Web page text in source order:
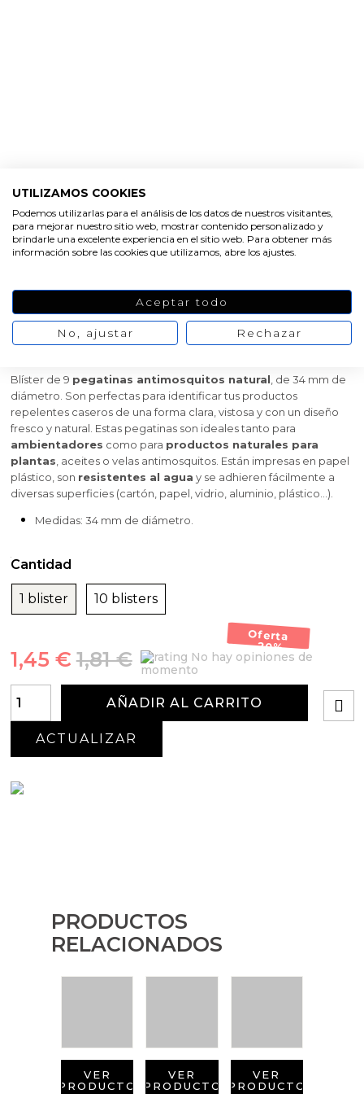
Pegatinas antimosquitos
natural
Blíster de 9 pegatinas antimosquitos natural , de 34 mm de
diámetro. Son perfectas para identificar tus productos
repelentes caseros de una forma clara, vistosa y con un diseño
fresco y natural. Estas pegatinas son ideales tanto para
ambientadores como para productos naturales para
plantas , aceites o velas antimosquitos. Están impresas en papel
plástico, son resistentes al agua y se adhieren fácilmente a
diversas superficies (cartón, papel, vidrio, aluminio, plástico...).
Medidas: 34 mm de diámetro.
Cantidad
1 blister 10 blisters
Oferta
-20%
1,81 €
1,45 €
No hay opiniones de
momento
AÑADIR AL CARRITO
PRODUCTOS
RELACIONADOS
VER
PRODUCTO
VER
PRODUCTO
VER
PRODUCTO
UTILIZAMOS COOKIES
Podemos utilizarlas para el análisis de los datos de nuestros visitantes,
para mejorar nuestro sitio web, mostrar contenido personalizado y
brindarle una excelente experiencia en el sitio web. Para obtener más
información sobre las cookies que utilizamos, abre los ajustes.
Aceptar todo
No, ajustar Rechazar